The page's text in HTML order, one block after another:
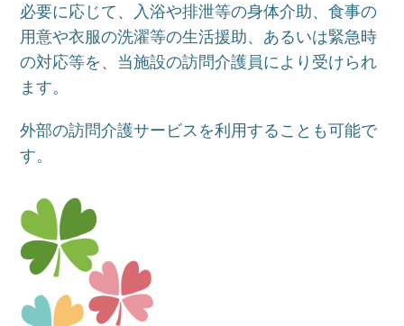
必要に応じて、入浴や排泄等の身体介助、食事の
用意や衣服の洗濯等の生活援助、あるいは緊急時
の対応等を、当施設の訪問介護員により受けられ
ます。
外部の訪問介護サービスを利用することも可能で
す。